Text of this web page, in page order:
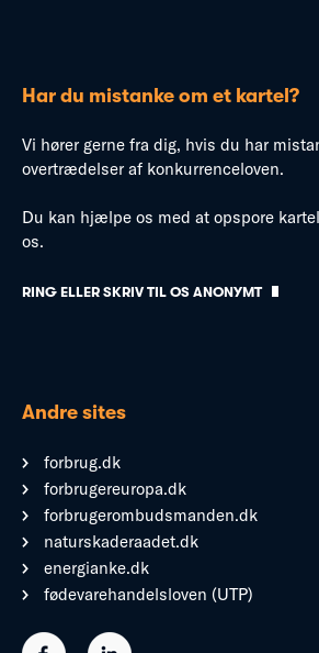
Har du mistanke om et kartel?
Vi hører gerne fra dig, hvis du har
overtrædelser af konkurrenceloven.
Du kan hjælpe os med at opspore
os.
RING ELLER SKRIV TIL OS ANONYMT
Andre sites
forbrug.dk
forbrugereuropa.dk
forbrugerombudsmanden.dk
naturskaderaadet.dk
energianke.dk
fødevarehandelsloven (UTP)